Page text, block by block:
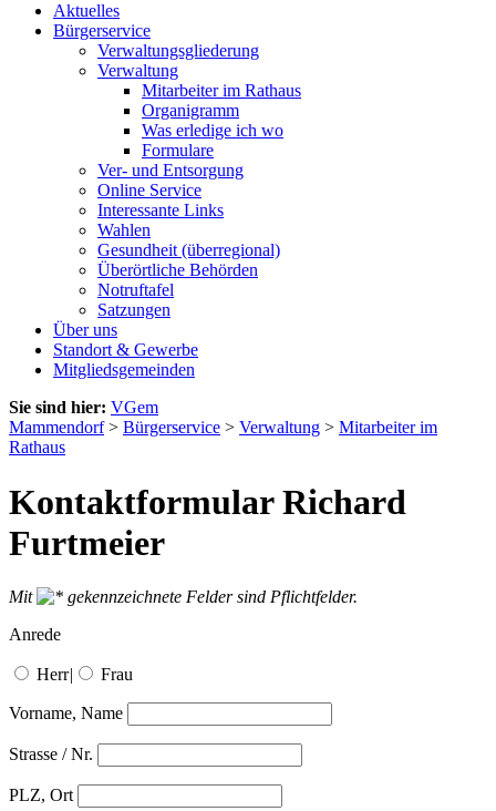
Aktuelles
Bürgerservice
Verwaltungsgliederung
Verwaltung
Mitarbeiter im Rathaus
Organigramm
Was erledige ich wo
Formulare
Ver- und Entsorgung
Online Service
Interessante Links
Wahlen
Gesundheit (überregional)
Überörtliche Behörden
Notruftafel
Satzungen
Über uns
Standort & Gewerbe
Mitgliedsgemeinden
Sie sind hier: VGem
Mammendorf> Bürgerservice > Verwaltung > Mitarbeiter im
Rathaus
Kontaktformular Richard
Furtmeier
Mit
gekennzeichnete Felder sind Pflichtfelder.
Anrede
Herr| Frau
Vorname, Name
Strasse / Nr.
PLZ, Ort